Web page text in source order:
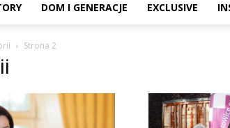
DOM I GENERACJE EXCLUSIVE
Strona 2